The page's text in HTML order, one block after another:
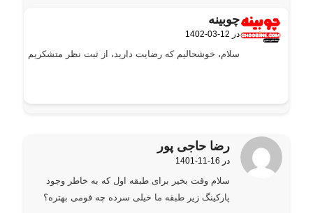
چوبینه
گفته:1402-03-12 در
سلام، خوشحالیم که رضایت دارید، از ثبت نظر متشکریم
رضا حاجی پور
گفته:1401-11-16 در
سلام وقت بخیر برای طبقه اول که به خاطر وجود
پارکینگ زیر طبقه ما خیلی سرده چه فومی بهتره؟